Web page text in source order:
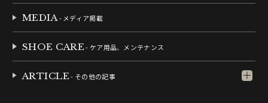
MEDIA- メディア掲載
SHOE CARE- ケア用品、メンテナンス
ARTICLE- その他の記事